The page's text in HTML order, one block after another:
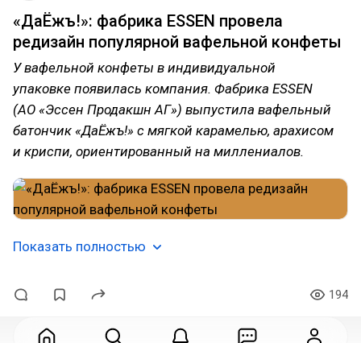
«ДаЁжъ!»: фабрика ESSEN провела
редизайн популярной вафельной конфеты
У вафельной конфеты в индивидуальной
упаковке появилась компания. Фабрика ESSEN
(АО «Эссен Продакшн АГ») выпустила вафельный
батончик «ДаЁжъ!» с мягкой карамелью, арахисом
и криспи, ориентированный на миллениалов.
Показать полностью
194